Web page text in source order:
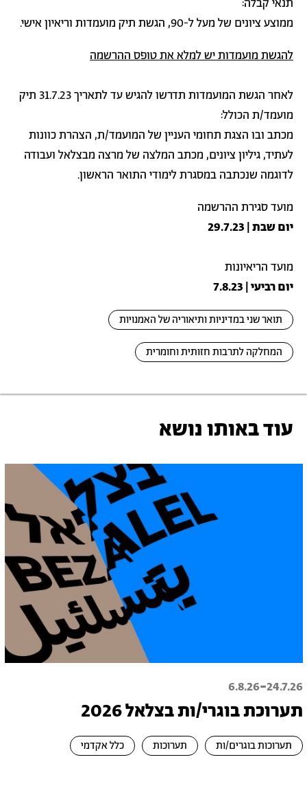
תנאי קבלה:
ממוצע ציונים של מעל ל-90, הגשת תיק מועמדות וריאיון אישי.
להגשת מועמדות יש למלא את טופס ההרשמה
לאחר הגשת המועמדות תדרשו להגיש עד לתאריך 31.7.23 תיק
מועמד/ת הכולל:
מכתב ובו הצגת תחומי העניין של המועמד/ת, הצהרת כוונות
לעתיד, גיליון ציונים, מכתב המלצה של מרצה מבצלאל ועבודה
לדוגמה שנכתבה במסגרת לימודי התואר הראשון.
מועד סגירת ההרשמה
יום שבת | 29.7.23
מועד הריאיונות
יום רביעי | 7.8.23
תואר שני במדיניות ותיאוריה של האמנויות
המחלקה לתרבות חזותית וחומרית
עוד באותו נושא
24.7.26
-
6.8.26
תערוכת בוגרי/ות בצלאל 2026
תערוכות בוגרים/ות תערוכות כלל אקדמי